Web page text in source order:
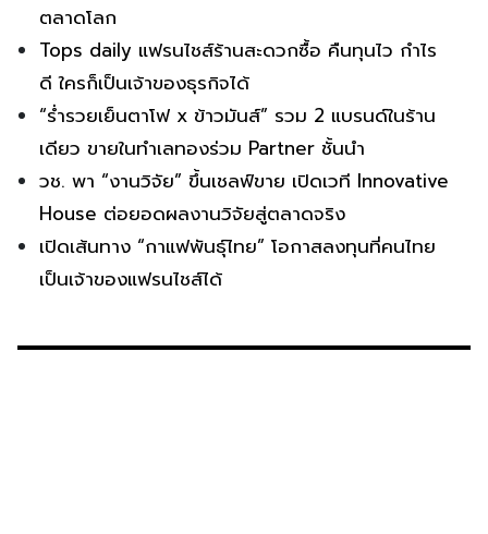
ตลาดโลก
Tops daily แฟรนไชส์ร้านสะดวกซื้อ คืนทุนไว กำไร
ดี ใครก็เป็นเจ้าของธุรกิจได้
“ร่ำรวยเย็นตาโฟ x ข้าวมันส์” รวม 2 แบรนด์ในร้าน
เดียว ขายในทำเลทองร่วม Partner ชั้นนำ
วช. พา “งานวิจัย” ขึ้นเชลฟ์ขาย เปิดเวที Innovative
House ต่อยอดผลงานวิจัยสู่ตลาดจริง
เปิดเส้นทาง “กาแฟพันธุ์ไทย” โอกาสลงทุนที่คนไทย
เป็นเจ้าของแฟรนไชส์ได้